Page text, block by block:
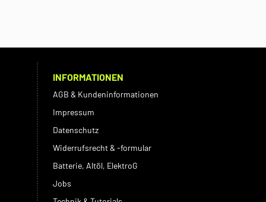
INFORMATIONEN
AGB & Kundeninformationen
Impressum
Datenschutz
Widerrufsrecht & -formular
Batterie, Altöl, ElektroG
Jobs